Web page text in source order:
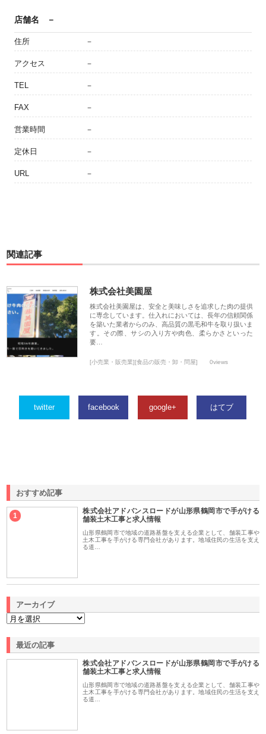
店舗名 －
住所 －
アクセス －
TEL －
FAX －
営業時間 －
定休日 －
URL －
関連記事
株式会社美園屋
株式会社美園屋は、安全と美味しさを追求した肉の提供
に専念しています。仕入れにおいては、長年の信頼関係
を築いた業者からのみ、高品質の黒毛和牛を取り扱いま
す。その際、サシの入り方や肉色、柔らかさといった
要…
[小売業・販売業][食品の販売・卸・問屋] 0views
twitter facebook google+ はてブ
おすすめ記事
1
株式会社アドバンスロードが山形県鶴岡市で手がける
舗装土木工事と求人情報
山形県鶴岡市で地域の道路基盤を支える企業として、舗装工事や
土木工事を手がける専門会社があります。地域住民の生活を支え
る道…
アーカイブ
最近の記事
株式会社アドバンスロードが山形県鶴岡市で手がける
舗装土木工事と求人情報
山形県鶴岡市で地域の道路基盤を支える企業として、舗装工事や
土木工事を手がける専門会社があります。地域住民の生活を支え
る道…